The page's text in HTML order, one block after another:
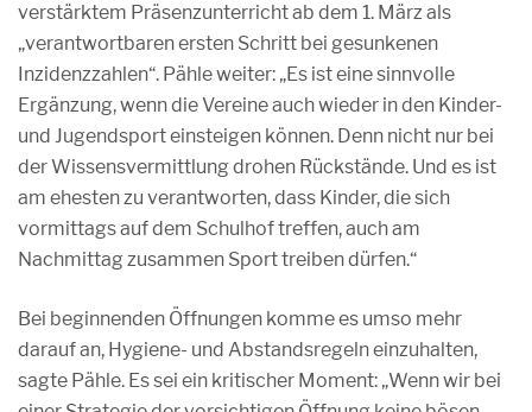
verstärktem Präsenzunterricht ab dem 1. März als
„verantwortbaren ersten Schritt bei gesunkenen
Inzidenzzahlen“. Pähle weiter: „Es ist eine sinnvolle
Ergänzung, wenn die Vereine auch wieder in den Kinder-
und Jugendsport einsteigen können. Denn nicht nur bei
der Wissensvermittlung drohen Rückstände. Und es ist
am ehesten zu verantworten, dass Kinder, die sich
vormittags auf dem Schulhof treffen, auch am
Nachmittag zusammen Sport treiben dürfen.“
Bei beginnenden Öffnungen komme es umso mehr
darauf an, Hygiene- und Abstandsregeln einzuhalten,
sagte Pähle. Es sei ein kritischer Moment: „Wenn wir bei